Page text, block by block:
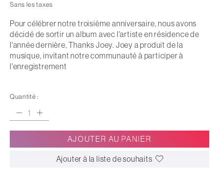
Sans les taxes
Pour célébrer notre troisième anniversaire, nous avons
décidé de sortir un album avec l'artiste en résidence de
l'année dernière, Thanks Joey. Joey a produit de la
musique, invitant notre communauté à participer à
l'enregistrement
Quantité :
AJOUTER AU PANIER
Ajouter à la liste de souhaits